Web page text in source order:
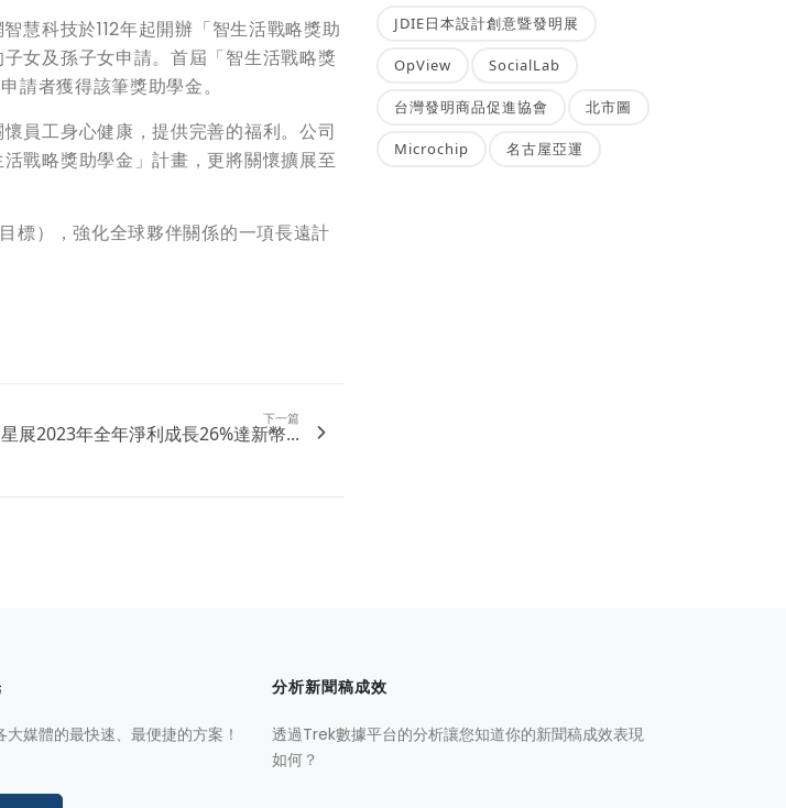
慧科技於112年起開辦「智生活戰略獎助
女及孫子女申請。首屆「智生活戰略獎
請者獲得該筆獎助學金。
員工身心健康，提供完善的福利。公司
戰略獎助學金」計畫，更將關懷擴展至
標），強化全球夥伴關係的一項長遠計
下一篇
星展2023年全年淨利成長26%達新幣...
JDIE日本設計創意暨發明展
OpView SocialLab
台灣發明商品促進協會 北市圖
Microchip 名古屋亞運
媒體的最快速、最便捷的方案！
分析新聞稿成效
透過Trek數據平台的分析讓您知道你的新聞稿成效表現
如何？